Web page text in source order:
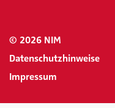
© 2026 NIM
Datenschutzhinweise
Impressum